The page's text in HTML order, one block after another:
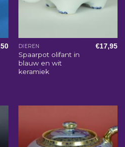
DIEREN
Spaarpot olifant in
blauw en wit
keramiek
€17,95